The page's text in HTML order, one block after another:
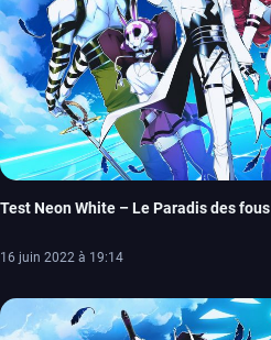
Test Neon White – Le Paradis des fous
16 juin 2022 à 19:14